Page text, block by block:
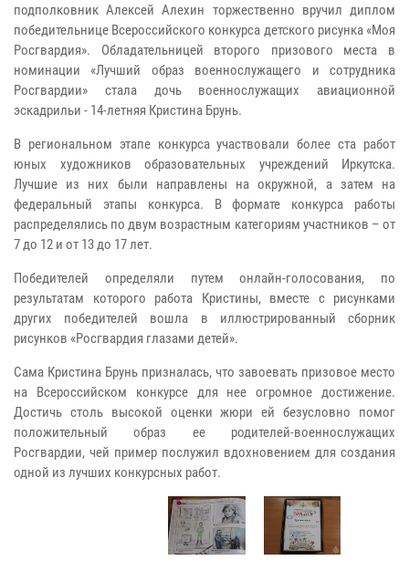
подполковник Алексей Алехин торжественно вручил диплом
победительнице Всероссийского конкурса детского рисунка «Моя
Росгвардия». Обладательницей второго призового места в
номинации «Лучший образ военнослужащего и сотрудника
Росгвардии» стала дочь военнослужащих авиационной
эскадрильи - 14-летняя Кристина Брунь.
В региональном этапе конкурса участвовали более ста работ
юных художников образовательных учреждений Иркутска.
Лучшие из них были направлены на окружной, а затем на
федеральный этапы конкурса. В формате конкурса работы
распределялись по двум возрастным категориям участников – от
7 до 12 и от 13 до 17 лет.
Победителей определяли путем онлайн-голосования, по
результатам которого работа Кристины, вместе с рисунками
других победителей вошла в иллюстрированный сборник
рисунков «Росгвардия глазами детей».
Сама Кристина Брунь призналась, что завоевать призовое место
на Всероссийском конкурсе для нее огромное достижение.
Достичь столь высокой оценки жюри ей безусловно помог
положительный образ ее родителей-военнослужащих
Росгвардии, чей пример послужил вдохновением для создания
одной из лучших конкурсных работ.